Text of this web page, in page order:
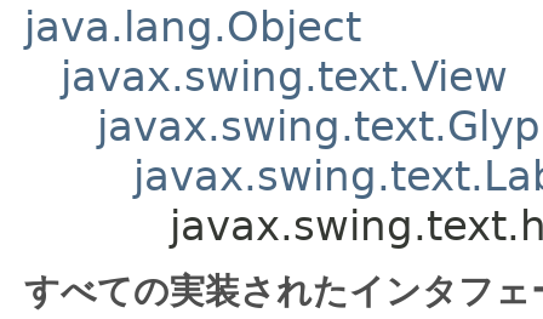
java.lang.Object
javax.swing.text.View
すべての実装されたインタフ